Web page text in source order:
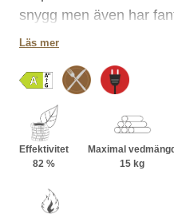
snygg men även har
Hörnbrasbakugnen är
stora burspråksluckan. I
kan man elda ved i
Läs mer
Effektivitet
82 %
Maximal vedmängd
15 kg